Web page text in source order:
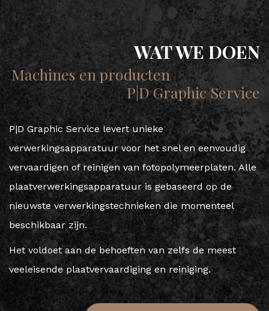
WAT WE DOEN
Machines en producten
P|D Graphic Service
P|D Graphic Service levert unieke
verwerkingsapparatuur voor het snel en eenvoudig
vervaardigen of reinigen van fotopolymeerplaten. Alle
plaatverwerkingsapparatuur is gebaseerd op de
nieuwste verwerkingstechnieken die momenteel
beschikbaar zijn.
Het voldoet aan de behoeften van zelfs de meest
veeleisende plaatvervaardiging en reiniging.